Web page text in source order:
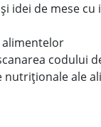
idei de mese
alimentelor
codului
nutriționale ale